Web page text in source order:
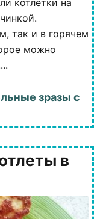
котлетки на
так и в горячем
можно
зразы с
в